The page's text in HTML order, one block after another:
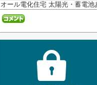
オール電化住宅 太陽光・蓄電